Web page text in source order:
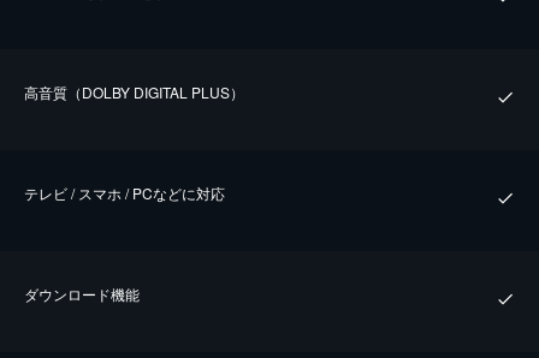
⾼⾳質（DOLBY DIGITAL PLUS）
テレビ / スマホ / PCなどに対応
ダウンロード機能